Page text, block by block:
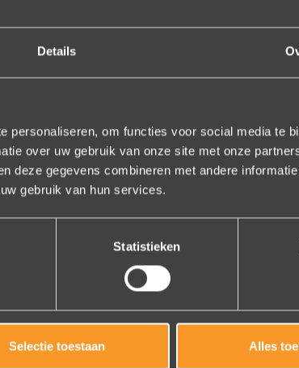
Details
personaliseren, om functies voor social media te
over uw gebruik van onze site met onze
deze gegevens combineren met andere
gebruik van hun services.
Statistieken
Selectie toestaan Alles
met onze derde bestelling (uit Frankrijk). De ontvangst is
volledige vertrouwen.
al onze reviews